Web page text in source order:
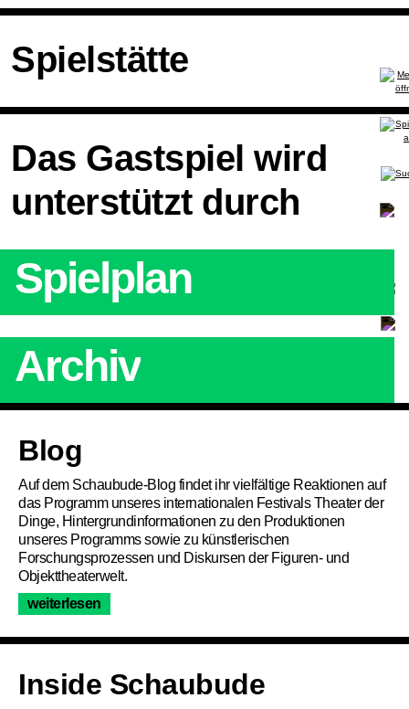
Spielstätte
Das Gastspiel wird
unterstützt durch
Spielplan
Archiv
Artikel
Blog
Auf dem Schaubude-Blog findet ihr vielfältige Reaktionen auf
das Programm unseres internationalen Festivals Theater der
Dinge, Hintergrundinformationen zu den Produktionen
unseres Programms sowie zu künstlerischen
Forschungsprozessen und Diskursen der Figuren- und
Objekttheaterwelt.
weiterlesen
Inside Schaubude